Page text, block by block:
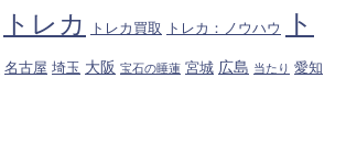
トレカ トレカ買取 トレカ：ノウハウ
ト
名古屋 埼玉 大阪 宝石の睡蓮 宮城 広島 当たり 愛知